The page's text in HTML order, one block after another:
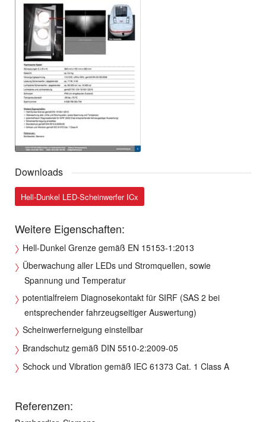
Downloads
Hell-Dunkel LED-Scheinwerfer ICx
Weitere Eigenschaften:
Hell-Dunkel Grenze gemäß EN 15153-1:2013
Überwachung aller LEDs und Stromquellen, sowie
Spannung und Temperatur
potentialfreiem Diagnosekontakt für SIRF (SAS 2 bei
entsprechender fahrzeugseitiger Auswertung)
Scheinwerferneigung einstellbar
Brandschutz gemäß DIN 5510-2:2009-05
Schock und Vibration gemäß IEC 61373 Cat. 1 Class A
Referenzen:
LED-Scheinwerfer CRH3
Scheinwerfer SW-LED (links und rechts) Traxx AC3
Signalleuchte Desiro RUS (links und rechts)
Scheinwerfer Mitte (oben) Desiro RUS